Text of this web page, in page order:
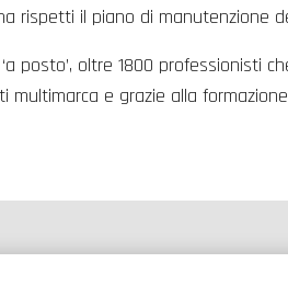
rispetti il piano di manutenzione
posto’, oltre 1800
multimarca e grazie alla